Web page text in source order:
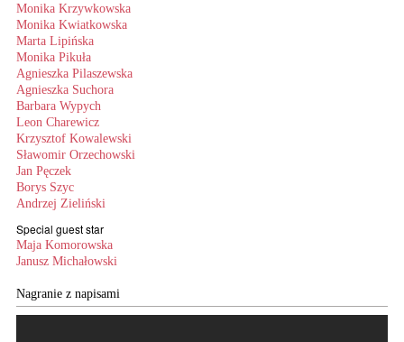
Monika Krzywkowska
Monika Kwiatkowska
Marta Lipińska
Monika Pikuła
Agnieszka Pilaszewska
Agnieszka Suchora
Barbara Wypych
Leon Charewicz
Krzysztof Kowalewski
Sławomir Orzechowski
Jan Pęczek
Borys Szyc
Andrzej Zieliński
Special guest star
Maja Komorowska
Janusz Michałowski
Nagranie z napisami